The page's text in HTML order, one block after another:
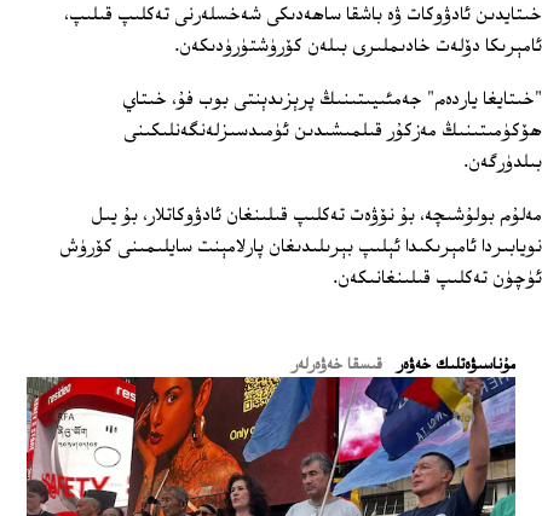
خىتايدىن ئادۋوكات ۋە باشقا ساھەدىكى شەخسلەرنى تەكلىپ قىلىپ،
ئامېرىكا دۆلەت خادىملىرى بىلەن كۆرۈشتۈرۈدىكەن.
"خىتايغا ياردەم" جەمئىيىتىنىڭ پرېزىدېنتى بوب فۇ، خىتاي
ھۆكۈمىتىنىڭ مەزكۇر قىلمىشىدىن ئۈمىدسىزلەنگەنلىكىنى
بىلدۈرگەن.
مەلۇم بولۇشىچە، بۇ نۆۋەت تەكلىپ قىلىنغان ئادۋوكاتلار، بۇ يىل
نويابىردا ئامېرىكىدا ئېلىپ بېرىلىدىغان پارلامېنت سايلىمىنى كۆرۈش
ئۈچۈن تەكلىپ قىلىنغانىكەن.
ﻣﯘﻧﺎﺳﯩﯟﻩﺗﻠﯩﻚ ﺧﻪﯞﻩﺭ قىسقا خەۋەرلەر